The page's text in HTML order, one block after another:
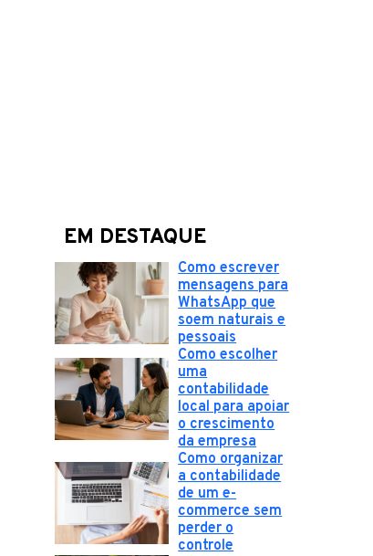
EM DESTAQUE
Como escrever
mensagens para
WhatsApp que
soem naturais e
pessoais
Como escolher
uma
contabilidade
local para apoiar
o crescimento
da empresa
Como organizar
a contabilidade
de um e-
commerce sem
perder o
controle